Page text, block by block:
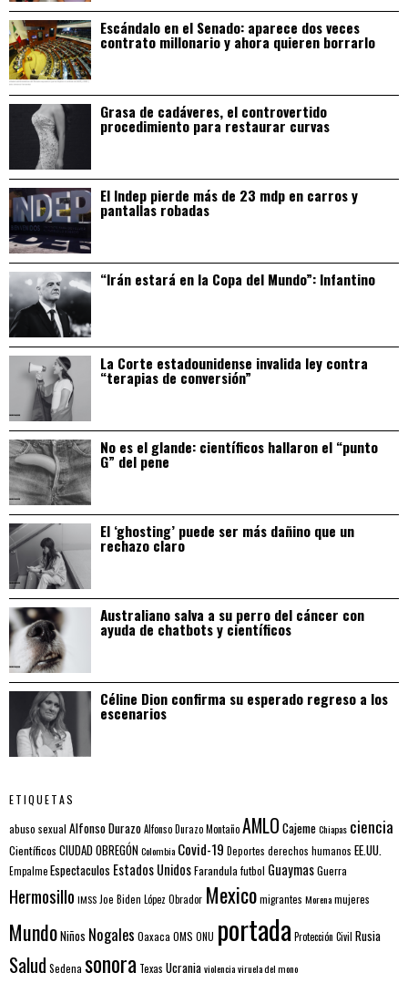
Escándalo en el Senado: aparece dos veces
contrato millonario y ahora quieren borrarlo
Grasa de cadáveres, el controvertido
procedimiento para restaurar curvas
El Indep pierde más de 23 mdp en carros y
pantallas robadas
“Irán estará en la Copa del Mundo”: Infantino
La Corte estadounidense invalida ley contra
“terapias de conversión”
No es el glande: científicos hallaron el “punto
G” del pene
El ‘ghosting’ puede ser más dañino que un
rechazo claro
Australiano salva a su perro del cáncer con
ayuda de chatbots y científicos
Céline Dion confirma su esperado regreso a los
escenarios
ETIQUETAS
abuso sexual Alfonso DurazoAlfonso Durazo MontañoAMLO CajemeChiapas ciencia
Científicos CIUDAD OBREGÓNColombia Covid-19 Deportes derechos humanos EE.UU.
EmpalmeEspectaculos Estados UnidosFarandulafutbol GuaymasGuerra
Hermosillo IMSS Joe Biden López Obrador Mexicomigrantes Morenamujeres
MundoNiños Nogales Oaxaca OMS ONU portada Protección Civil Rusia
Salud Sedena sonora Texas Ucraniaviolenciaviruela del mono